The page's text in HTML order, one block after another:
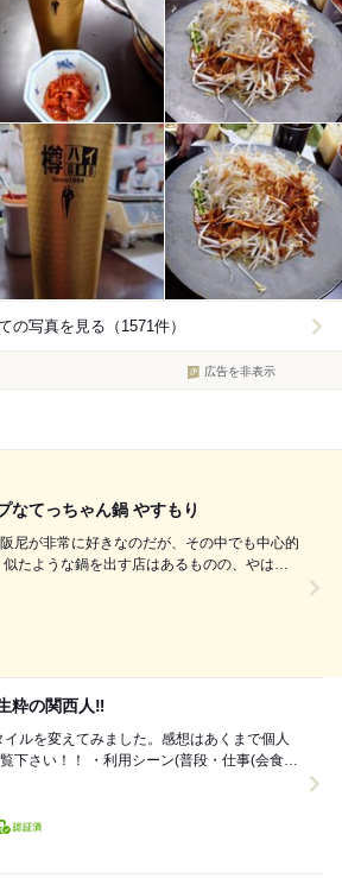
の写真を見る（1571件）
広告を非表示
なてっちゃん鍋 やすもり
尼が非常に好きなのだが、その中でも中心的
粋の関西人‼️
ルを変えてみました。感想はあくまで個人
ン(普段・仕事(会食接